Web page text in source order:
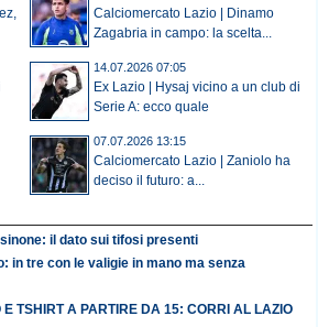
Calciomercato Lazio | Dinamo
Zagabria in campo: la scelta...
14.07.2026 07:05
Ex Lazio | Hysaj vicino a un club di
Serie A: ecco quale
07.07.2026 13:15
Calciomercato Lazio | Zaniolo ha
deciso il futuro: a...
il dato sui tifosi presenti
in tre con le valigie in mano ma senza
TSHIRT A PARTIRE DA 15: CORRI AL LAZIO